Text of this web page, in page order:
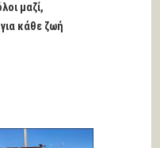
μαζί,
κάθε ζωή